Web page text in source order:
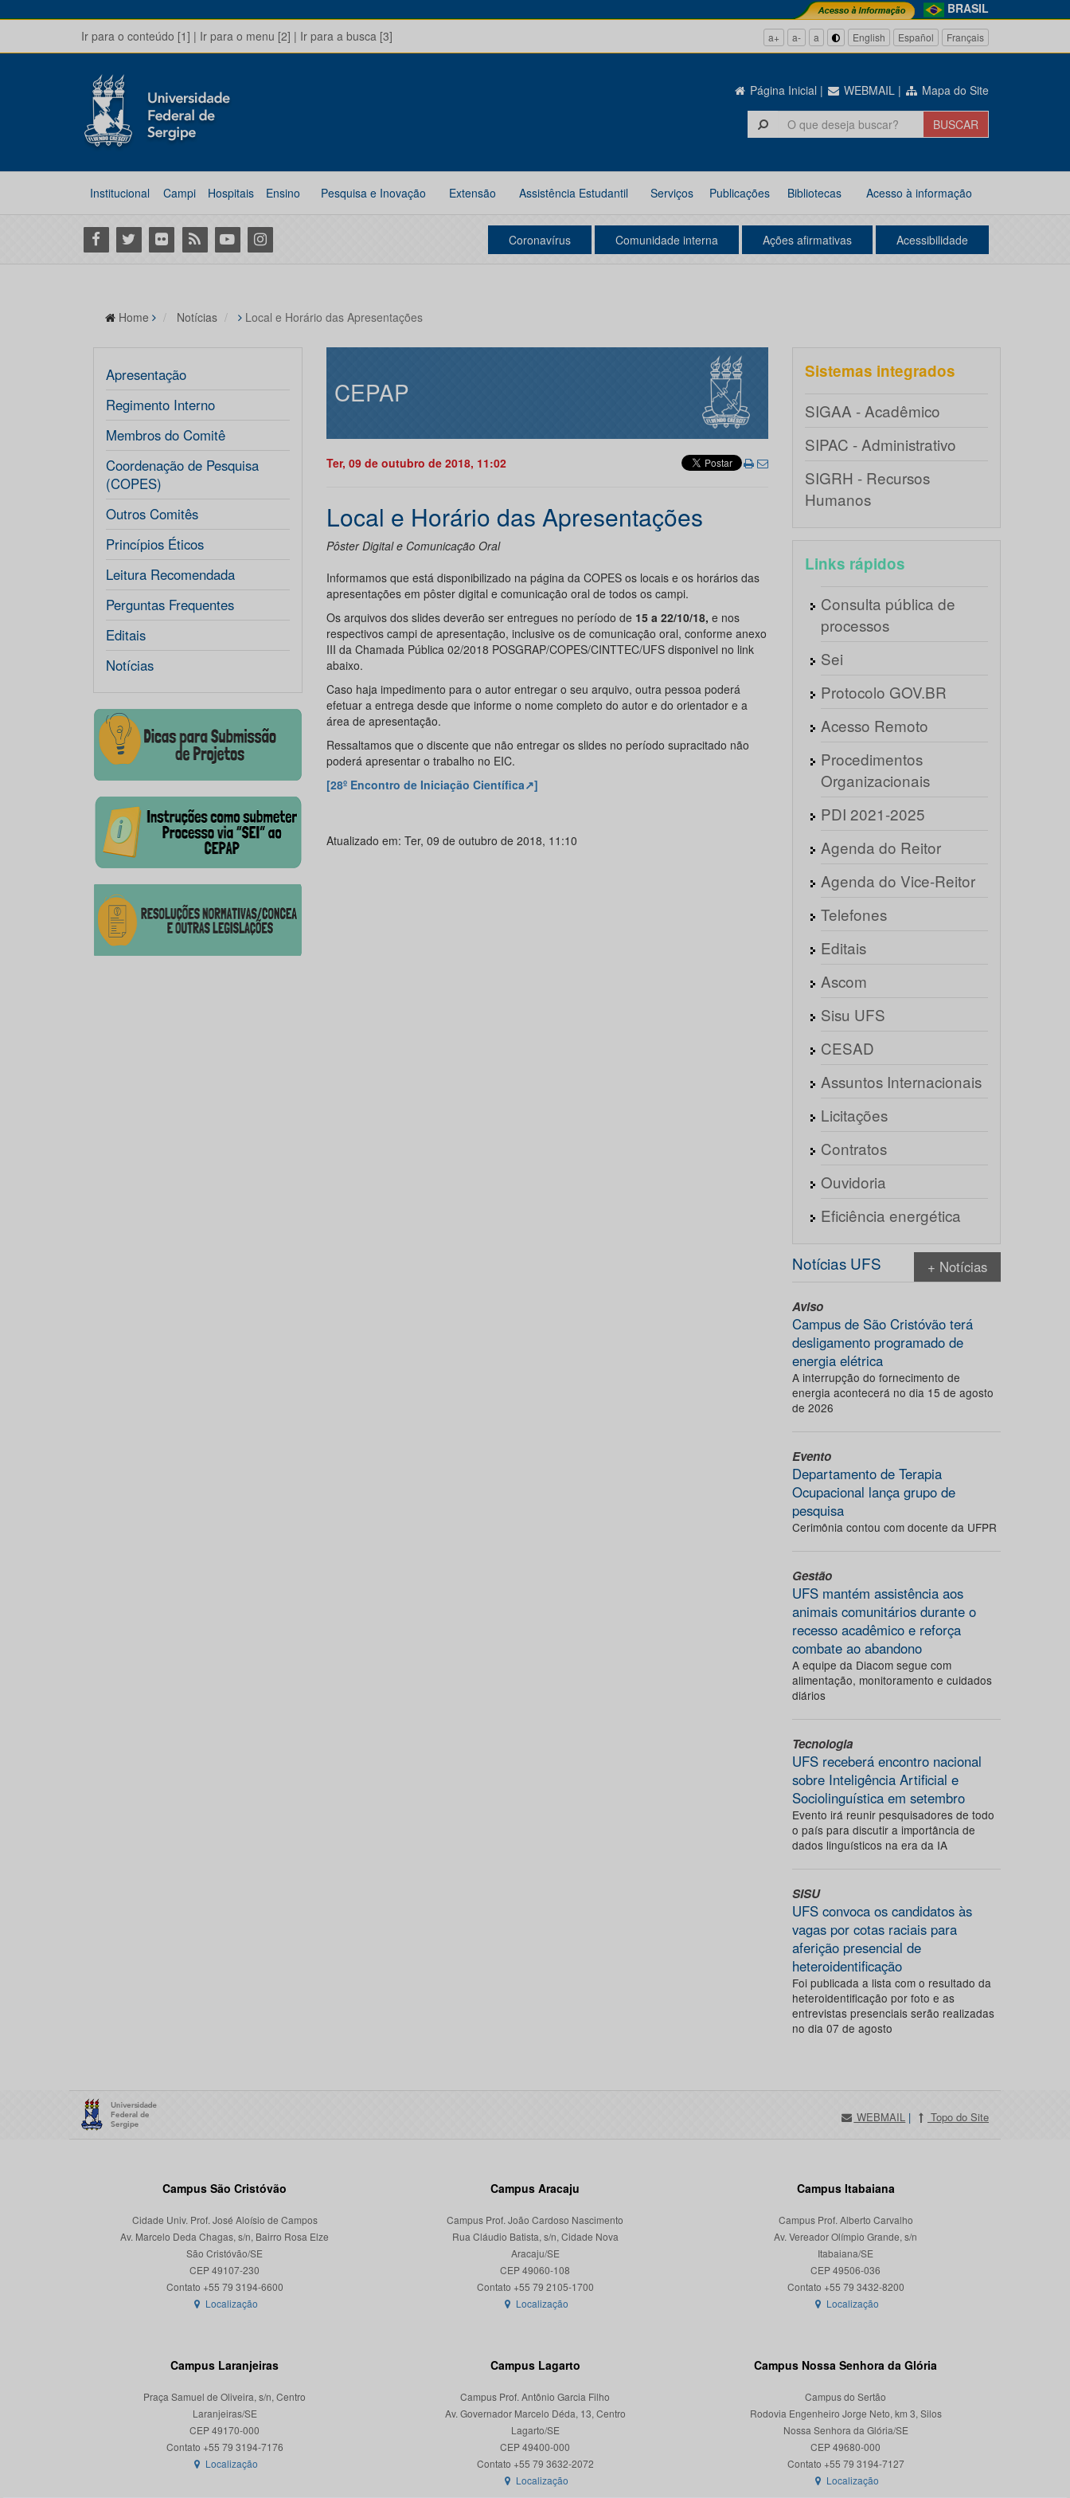
BRASIL
Ir para o conteúdo [1] | Ir para o menu [2] | Ir para a busca [3] a+ a- a English Español Français
Página Inicial | WEBMAIL | Mapa do Site
Institucional Campi Hospitais Ensino Pesquisa e Inovação Extensão Assistência Estudantil Serviços Publicações Bibliotecas Acesso à informação
Facebook
Twitter Flickr RSS YoutubeInstagram Coronavírus Comunidade interna Ações afirmativas Acessibilidade
Home Notícias Local e Horário das Apresentações
Apresentação
Regimento Interno
Membros do Comitê
Coordenação de Pesquisa
(COPES)
Outros Comitês
Princípios Éticos
Leitura Recomendada
Perguntas Frequentes
Editais
Notícias
CEPAP
Ter, 09 de outubro de 2018, 11:02
Local e Horário das Apresentações
Pôster Digital e Comunicação Oral
Informamos que está disponibilizado na página da COPES os locais e os horários das
apresentações em pôster digital e comunicação oral de todos os campi.
Os arquivos dos slides deverão ser entregues no período de 15 a 22/10/18, e nos
respectivos campi de apresentação, inclusive os de comunicação oral, conforme anexo
III da Chamada Pública 02/2018 POSGRAP/COPES/CINTTEC/UFS disponivel no link
abaixo.
Caso haja impedimento para o autor entregar o seu arquivo, outra pessoa poderá
efetuar a entrega desde que informe o nome completo do autor e do orientador e a
área de apresentação.
Ressaltamos que o discente que não entregar os slides no período supracitado não
poderá apresentar o trabalho no EIC.
[28º Encontro de Iniciação Científica↗]
Atualizado em: Ter, 09 de outubro de 2018, 11:10
Sistemas integrados
SIGAA - Acadêmico
SIPAC - Administrativo
SIGRH - Recursos
Humanos
Links rápidos
Consulta pública de
processos
Sei
Protocolo GOV.BR
Acesso Remoto
Procedimentos
Organizacionais
PDI 2021-2025
Agenda do Reitor
Agenda do Vice-Reitor
Telefones
Editais
Ascom
Sisu UFS
CESAD
Assuntos Internacionais
Licitações
Contratos
Ouvidoria
Eficiência energética
Notícias UFS + Notícias
Aviso
Campus de São Cristóvão terá
desligamento programado de
energia elétrica
A interrupção do fornecimento de
energia acontecerá no dia 15 de agosto
de 2026
Evento
Departamento de Terapia
Ocupacional lança grupo de
pesquisa
Cerimônia contou com docente da UFPR
Gestão
UFS mantém assistência aos
animais comunitários durante o
recesso acadêmico e reforça
combate ao abandono
A equipe da Diacom segue com
alimentação, monitoramento e cuidados
diários
Tecnologia
UFS receberá encontro nacional
sobre Inteligência Artificial e
Sociolinguística em setembro
Evento irá reunir pesquisadores de todo
o país para discutir a importância de
dados linguísticos na era da IA
SISU
UFS convoca os candidatos às
vagas por cotas raciais para
aferição presencial de
heteroidentificação
Foi publicada a lista com o resultado da
heteroidentificação por foto e as
entrevistas presenciais serão realizadas
no dia 07 de agosto
WEBMAIL | Topo do Site
Campus São Cristóvão
Cidade Univ. Prof. José Aloísio de Campos
Av. Marcelo Deda Chagas, s/n, Bairro Rosa Elze
São Cristóvão/SE
CEP 49107-230
Localização
Campus Aracaju
Campus Prof. João Cardoso Nascimento
Rua Cláudio Batista, s/n, Cidade Nova
Aracaju/SE
CEP 49060-108
Localização
Campus Itabaiana
Campus Prof. Alberto Carvalho
Av. Vereador Olímpio Grande, s/n
Itabaiana/SE
CEP 49506-036
Localização
Campus Laranjeiras
Praça Samuel de Oliveira, s/n, Centro
Laranjeiras/SE
CEP 49170-000
Localização
Campus Lagarto
Campus Prof. Antônio Garcia Filho
Av. Governador Marcelo Déda, 13, Centro
Lagarto/SE
CEP 49400-000
Localização
Campus Nossa Senhora da Glória
Campus do Sertão
Rodovia Engenheiro Jorge Neto, km 3, Silos
Nossa Senhora da Glória/SE
CEP 49680-000
Contato +55 79 3194-7127
Localização